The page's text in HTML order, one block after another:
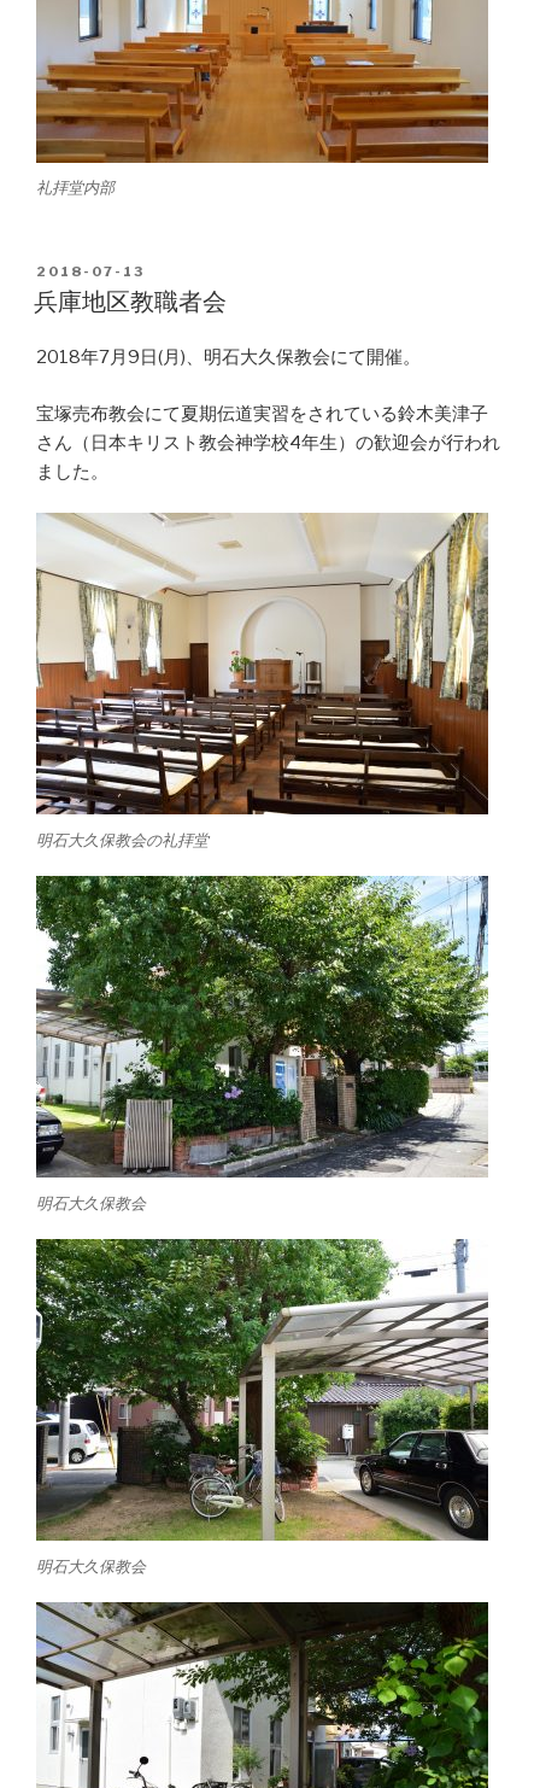
礼拝堂内部
POSTED
ON
2018-07-13
兵庫地区教職者会
2018年7月9日(月)、明石大久保教会にて開催。
宝塚売布教会にて夏期伝道実習をされている鈴木美津子
さん（日本キリスト教会神学校4年生）の歓迎会が行われ
ました。
明石大久保教会の礼拝堂
明石大久保教会
明石大久保教会